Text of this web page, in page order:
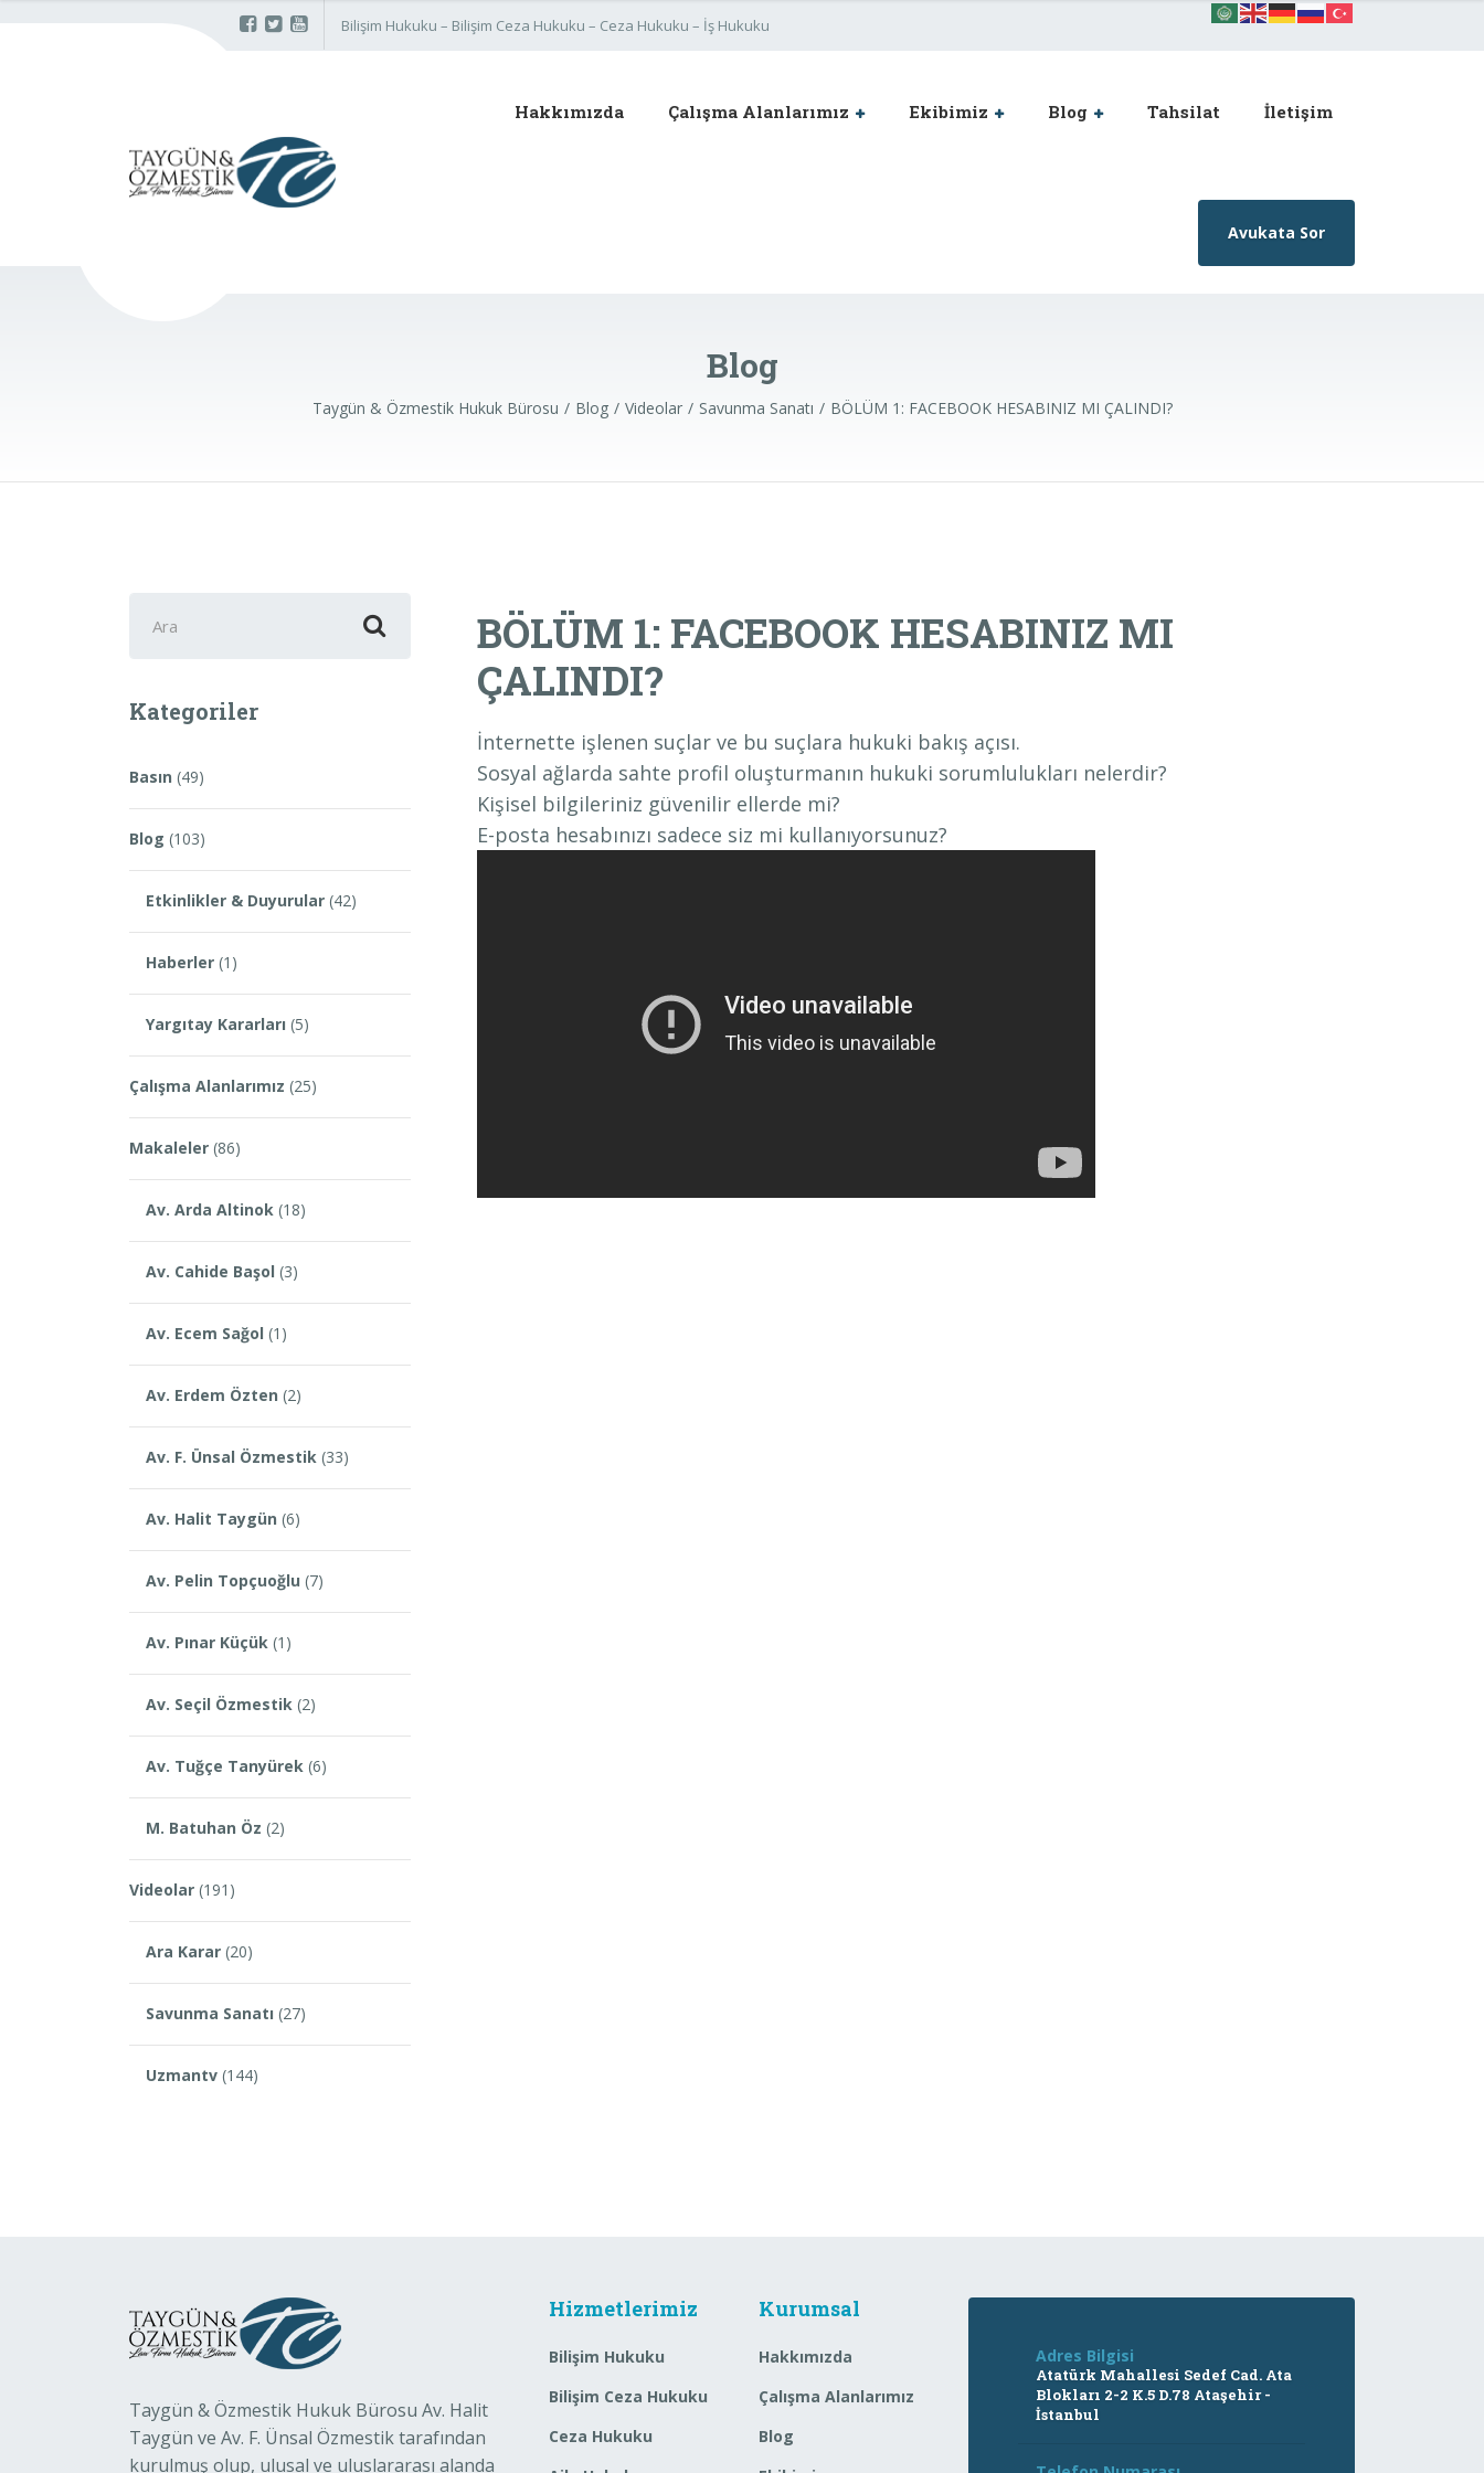
Bilişim Hukuku – Bilişim Ceza Hukuku – Ceza Hukuku – İş Hukuku
Hakkımızda Çalışma Alanlarımız Ekibimiz Blog Tahsilat İletişim
Avukata Sor
Blog
Taygün & Özmestik Hukuk Bürosu Blog Videolar Savunma Sanatı BÖLÜM 1: FACEBOOK HESABINIZ MI ÇALINDI?
BÖLÜM 1: FACEBOOK HESABINIZ MI
ÇALINDI?
İnternette işlenen suçlar ve bu suçlara hukuki bakış açısı.
Sosyal ağlarda sahte profil oluşturmanın hukuki sorumlulukları nelerdir?
Kişisel bilgileriniz güvenilir ellerde mi?
E-posta hesabınızı sadece siz mi kullanıyorsunuz?
ara:
Kategoriler
Basın (49)
Blog (103)
Etkinlikler & Duyurular (42)
Haberler (1)
Yargıtay Kararları (5)
Çalışma Alanlarımız (25)
Makaleler (86)
Av. Arda Altinok (18)
Av. Cahide Başol (3)
Av. Ecem Sağol (1)
Av. Erdem Özten (2)
Av. F. Ünsal Özmestik (33)
Av. Halit Taygün (6)
Av. Pelin Topçuoğlu (7)
Av. Pınar Küçük (1)
Av. Seçil Özmestik (2)
Av. Tuğçe Tanyürek (6)
M. Batuhan Öz (2)
Videolar (191)
Ara Karar (20)
Savunma Sanatı (27)
Uzmantv (144)
Taygün & Özmestik Hukuk Bürosu Av. Halit
Taygün ve Av. F. Ünsal Özmestik tarafından
kurulmuş olup, ulusal ve uluslararası alanda
Hizmetlerimiz
Bilişim Hukuku
Bilişim Ceza Hukuku
Ceza Hukuku
Kurumsal
Hakkımızda
Çalışma Alanlarımız
Blog
Adres Bilgisi
Atatürk Mahallesi Sedef Cad. Ata
Blokları 2-2 K.5 D.78 Ataşehir -
İstanbul